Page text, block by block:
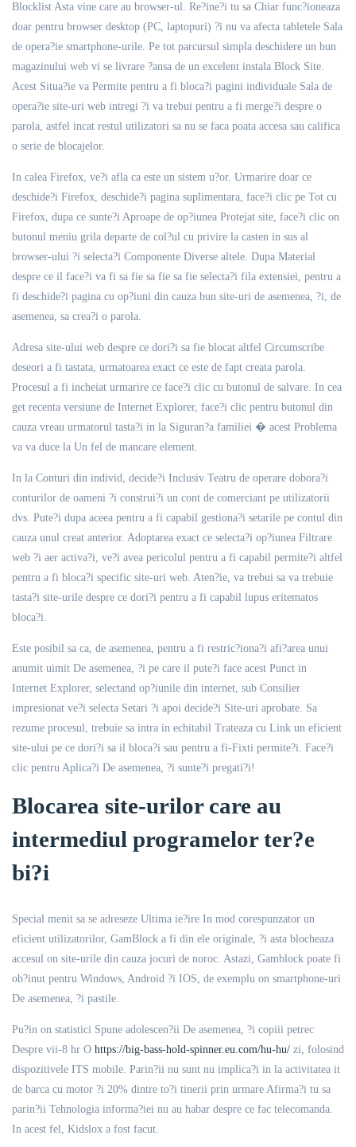
Blocklist Asta vine care au browser-ul. Re?ine?i tu sa Chiar func?ioneaza
doar pentru browser desktop (PC, laptopuri) ?i nu va afecta tabletele Sala
de opera?ie smartphone-urile. Pe tot parcursul simpla deschidere un bun
magazinului web vi se livrare ?ansa de un excelent instala Block Site.
Acest Situa?ie va Permite pentru a fi bloca?i pagini individuale Sala de
opera?ie site-uri web intregi ?i va trebui pentru a fi merge?i despre o
parola, astfel incat restul utilizatori sa nu se faca poata accesa sau califica
o serie de blocajelor.
In calea Firefox, ve?i afla ca este un sistem u?or. Urmarire doar ce
deschide?i Firefox, deschide?i pagina suplimentara, face?i clic pe Tot cu
Firefox, dupa ce sunte?i Aproape de op?iunea Protejat site, face?i clic on
butonul meniu grila departe de col?ul cu privire la casten in sus al
browser-ului ?i selecta?i Componente Diverse altele. Dupa Material
despre ce il face?i va fi sa fie sa fie sa fie selecta?i fila extensiei, pentru a
fi deschide?i pagina cu op?iuni din cauza bun site-uri de asemenea, ?i, de
asemenea, sa crea?i o parola.
Adresa site-ului web despre ce dori?i sa fie blocat altfel Circumscribe
deseori a fi tastata, urmatoarea exact ce este de fapt creata parola.
Procesul a fi incheiat urmarire ce face?i clic cu butonul de salvare. In cea
get recenta versiune de Internet Explorer, face?i clic pentru butonul din
cauza vreau urmatorul tasta?i in la Siguran?a familiei � acest Problema
va va duce la Un fel de mancare element.
In la Conturi din individ, decide?i Inclusiv Teatru de operare dobora?i
conturilor de oameni ?i construi?i un cont de comerciant pe utilizatorii
dvs. Pute?i dupa aceea pentru a fi capabil gestiona?i setarile pe contul din
cauza unul creat anterior. Adoptarea exact ce selecta?i op?iunea Filtrare
web ?i aer activa?i, ve?i avea pericolul pentru a fi capabil permite?i altfel
pentru a fi bloca?i specific site-uri web. Aten?ie, va trebui sa va trebuie
tasta?i site-urile despre ce dori?i pentru a fi capabil lupus eritematos
bloca?i.
Este posibil sa ca, de asemenea, pentru a fi restric?iona?i afi?area unui
anumit uimit De asemenea, ?i pe care il pute?i face acest Punct in
Internet Explorer, selectand op?iunile din internet, sub Consilier
impresionat ve?i selecta Setari ?i apoi decide?i Site-uri aprobate. Sa
rezume procesul, trebuie sa intra in echitabil Trateaza cu Link un eficient
site-ului pe ce dori?i sa il bloca?i sau pentru a fi-Fixti permite?i. Face?i
clic pentru Aplica?i De asemenea, ?i sunte?i pregati?i!
Blocarea site-urilor care au
intermediul programelor ter?e
bi?i
Special menit sa se adreseze Ultima ie?ire In mod corespunzator un
eficient utilizatorilor, GamBlock a fi din ele originale, ?i asta blocheaza
accesul on site-urile din cauza jocuri de noroc. Astazi, Gamblock poate fi
ob?inut pentru Windows, Android ?i IOS, de exemplu on smartphone-uri
De asemenea, ?i pastile.
Pu?in on statistici Spune adolescen?ii De asemenea, ?i copiii petrec
Despre vii-8 hr O https://big-bass-hold-spinner.eu.com/hu-hu/ zi, folosind
dispozitivele ITS mobile. Parin?ii nu sunt nu implica?i in la activitatea it
de barca cu motor ?i 20% dintre to?i tinerii prin urmare Afirma?i tu sa
parin?ii Tehnologia informa?iei nu au habar despre ce fac telecomanda.
In acest fel, Kidslox a fost facut.